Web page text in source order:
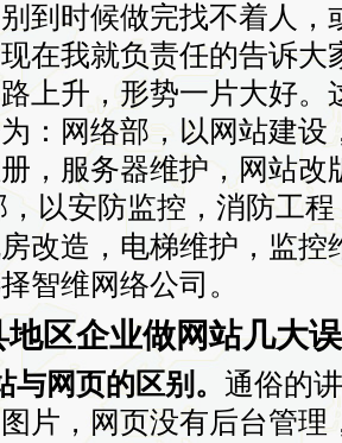
到时候做完找不着人
在我就负责任的告诉
上升，形势一片大好。
：网络部，以网站建设
，服务器维护，网站改
，以安防监控，消防工
改造，电梯维护，监控
智维网络公司。
区企业做网站几大
页的区别。 通俗的
片，网页没有后台管理